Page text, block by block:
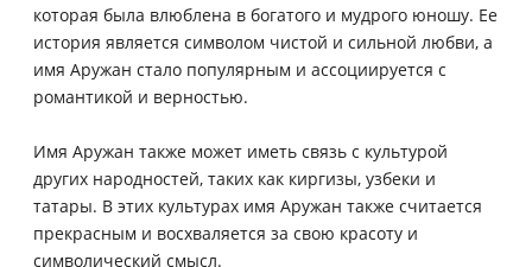
которая была влюблена в богатого и мудрого юношу. Ее
история является символом чистой и сильной любви, а
имя Аружан стало популярным и ассоциируется с
романтикой и верностью.
Имя Аружан также может иметь связь с культурой
других народностей, таких как киргизы, узбеки и
татары. В этих культурах имя Аружан также считается
прекрасным и восхваляется за свою красоту и
символический смысл.